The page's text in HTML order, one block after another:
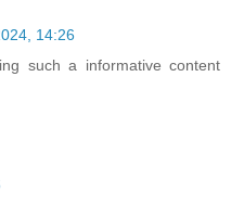
14:26
such a informative content